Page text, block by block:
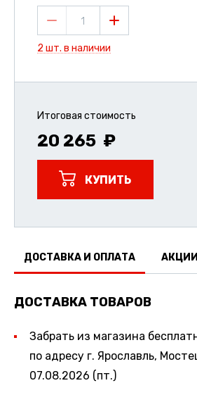
1
2 шт. в наличии
Итоговая стоимость
20 265
КУПИТЬ
ДОСТАВКА И ОПЛАТА АКЦИИ
ДОСТАВКА ТОВАРОВ
Забрать из магазина
по адресу г. Ярославль,
07.08.2026 (пт.)